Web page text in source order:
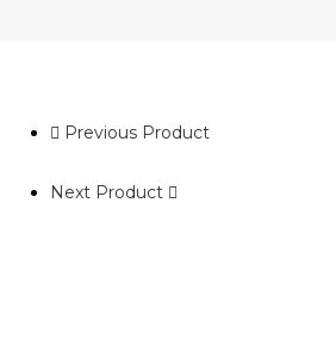
Previous Product
Next Product